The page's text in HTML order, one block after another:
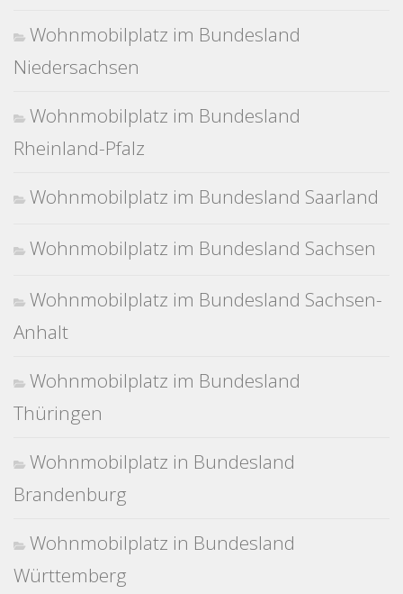
Wohnmobilplatz im Bundesland
Niedersachsen
Wohnmobilplatz im Bundesland
Rheinland-Pfalz
Wohnmobilplatz im Bundesland Saarland
Wohnmobilplatz im Bundesland Sachsen
Wohnmobilplatz im Bundesland Sachsen-
Anhalt
Wohnmobilplatz im Bundesland
Thüringen
Wohnmobilplatz in Bundesland
Brandenburg
Wohnmobilplatz in Bundesland
Württemberg